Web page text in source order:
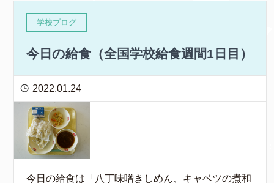
学校ブログ
今日の給食（全国学校給食週間1日目）
2022.01.24
今日の給食は「八丁味噌きしめん、キャベツの煮和